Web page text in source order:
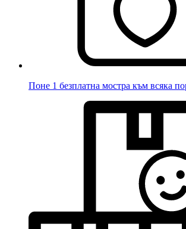
Поне 1 безплатна мостра към всяка